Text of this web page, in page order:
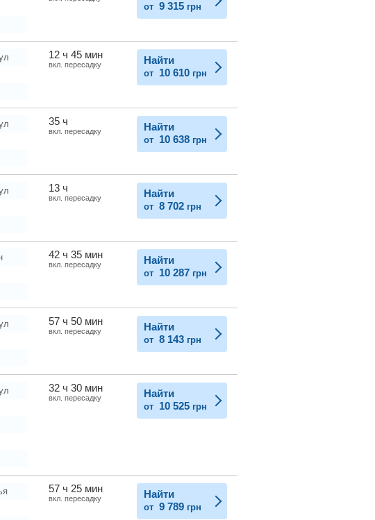
от 9 315 грн
12 ч 45 мин
вкл. пересадку Найти
от 10 610 грн
35 ч
вкл. пересадку Найти
от 10 638 грн
13 ч
вкл. пересадку Найти
от 8 702 грн
42 ч 35 мин
вкл. пересадку Найти
от 10 287 грн
57 ч 50 мин
вкл. пересадку Найти
от 8 143 грн
32 ч 30 мин
вкл. пересадку Найти
от 10 525 грн
57 ч 25 мин
вкл. пересадку Найти
от 9 789 грн